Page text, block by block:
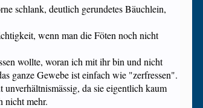
schlank, deutlich gerundetes Bäuchlein,
wenn man die Föten noch nicht
wollte, woran ich mit ihr bin und nicht
ganze Gewebe ist einfach wie "zerfressen".
da sie eigentlich kaum
nicht mehr.